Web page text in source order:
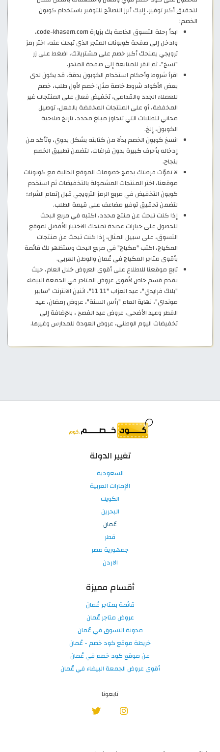
لتحقيق أكبر توفير، إليك أبرز النصائح للتوفير باستخدام كوبون
الخصم:
ابدأ رحلة التسوق الخاصة بك بزيارة code-khasem.com،
وادخل إلى صفحة كوبونات المتجر الذي تبحث عنه، اختر رمز
ترويجي يمنحك أكبر خصم على مشترياتك، اضغط على زر
"نسخ"، ثم انقر للمتابعة إلى صفحة المتجر.
اقرأ شروط وأحكام استخدام الكوبون بدقة، قد يكون لدى
بعض الأكواد شروط خاصة مثل: خصم لأول طلب، خصم
للعملاء الجدد والقدامى، تخفيض فعال على المنتجات غير
المخفضة، أو على المنتجات المخفضة بالفعل، توصيل
مجاني للطلبات التي تتجاوز مبلغ محدد، تاريخ صلاحية
الكوبون، إلخ.
انسخ كوبون الخصم بدلًا من كتابته بشكل يدوي، وتأكد من
إدخاله بأحرف كبيرة بدون فراغات، لتضمن تطبيق الخصم
بنجاح.
لا تفوّت فرصتك بدمج خصومات الموقع الحالية مع كوبونات
موقعنا، اختر المنتجات المشمولة بالتخفيضات ثم استخدم
كوبون التخفيض في مربع الرمز الترويجي قبل إتمام الشراء؛
لتضمن تحقيق توفير مضاعف على قيمة الطلب.
إذا كنت تبحث عن منتج محدد، اكتبه في مربع البحث
للحصول على خيارات عديدة تمنحك الاختيار الأفضل لموقع
التسوق، على سبيل المثال، إذا كنت تبحث عن منتجات
المكياج، اكتب "مكياج" في مربع البحث وستظهر لك قائمة
بأقوى متاجر المكياج في عُمان والوطن العربي.
تابع موقعنا للاطلاع على أقوى العروض خلال العام، حيث
يقدم قسم خاص لأقوى عروض المتاجر في الجمعة البيضاء
"بلاك فرايدي"، عيد العزاب "11 11"، اثنين الانترنت "سايبر
مونداي"، نهاية العام "رأس السنة"، عروض رمضان، عيد
الفطر وعيد الأضحى، عروض عيد الفصح ، بالإضافة إلى
تخفيضات اليوم الوطني، عروض العودة للمدارس وغيرها.
تغيير الدولة
السعودية
الإمارات العربية
الكويت
البحرين
عُمان
قطر
جمهورية مصر
الاردن
أقسام مميزة
قائمة بمتاجر عُمان
عروض متاجر عُمان
مدونة التسوق في عُمان
خريطة موقع كود خصم - عُمان
عن موقع كود خصم في عُمان
أقوى عروض الجمعة البيضاء في عُمان
تابعونا